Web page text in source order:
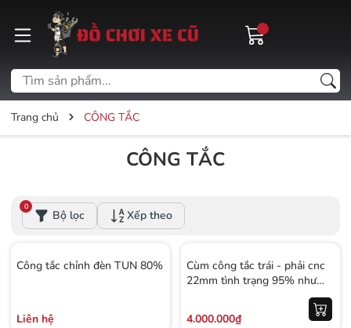
Trang chủ CÔNG TẮC
CÔNG TẮC
Bộ lọc
0
Xếp theo
Công tắc chỉnh đèn TUN 80%
Liên hệ
Cùm công tắc trái - phải cnc
22mm tình trạng 95% như
4.000.000₫